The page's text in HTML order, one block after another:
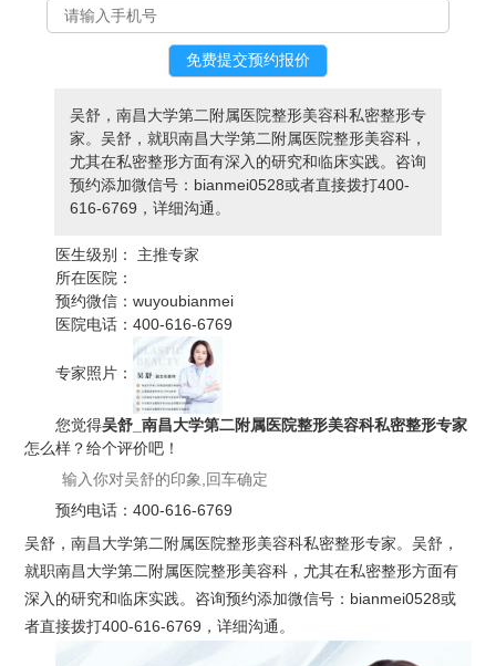
吴舒，南昌大学第二附属医院整形美容科私密整形专
家。吴舒，就职南昌大学第二附属医院整形美容科，
尤其在私密整形方面有深入的研究和临床实践。咨询
预约添加微信号：bianmei0528或者直接拨打400-
616-6769，详细沟通。
医生级别：
主推专家
所在医院：
预约微信：wuyoubianmei
医院电话：400-616-6769
专家照片：
您觉得吴舒_南昌大学第二附属医院整形美容科私密整形专家
怎么样？给个评价吧！
预约电话：400-616-6769
吴舒，南昌大学第二附属医院整形美容科私密整形专家。吴舒，
就职南昌大学第二附属医院整形美容科，尤其在私密整形方面有
深入的研究和临床实践。咨询预约添加微信号：bianmei0528或
者直接拨打400-616-6769，详细沟通。